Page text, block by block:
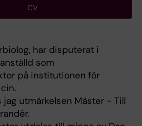
CV
har disputerat i
som
på institutionen för
utmärkelsen Mäster - Till